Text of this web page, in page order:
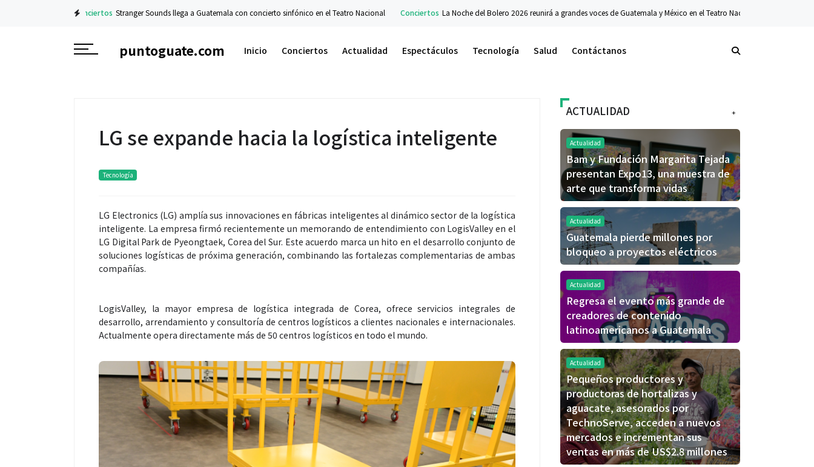
Conciertos Stranger Sounds llega a Guatemala con concierto sinfónico en el Teatro Nacional Conciertos La Noche del Bolero 2026 reunirá a grandes voces de Guatemala y México en el Teatro Nacional
puntoguate.com Inicio Conciertos Actualidad Espectáculos Tecnología Salud Contáctanos
LG se expande hacia la logística inteligente
Tecnología
LG Electronics (LG) amplía sus innovaciones en fábricas inteligentes al dinámico sector de la logística
inteligente. La empresa firmó recientemente un memorando de entendimiento con LogisValley en el
LG Digital Park de Pyeongtaek, Corea del Sur. Este acuerdo marca un hito en el desarrollo conjunto de
soluciones logísticas de próxima generación, combinando las fortalezas complementarias de ambas
compañías.
LogisValley, la mayor empresa de logística integrada de Corea, ofrece servicios integrales de
desarrollo, arrendamiento y consultoría de centros logísticos a clientes nacionales e internacionales.
Actualmente opera directamente más de 50 centros logísticos en todo el mundo.
+
ACTUALIDAD
Actualidad
Bam y Fundación Margarita Tejada
presentan Expo13, una muestra de
arte que transforma vidas
Actualidad
Guatemala pierde millones por
bloqueo a proyectos eléctricos
Actualidad
Regresa el evento más grande de
creadores de contenido
latinoamericanos a Guatemala
Actualidad
Pequeños productores y
productoras de hortalizas y
aguacate, asesorados por
TechnoServe, acceden a nuevos
mercados e incrementan sus
ventas en más de US$2.8 millones